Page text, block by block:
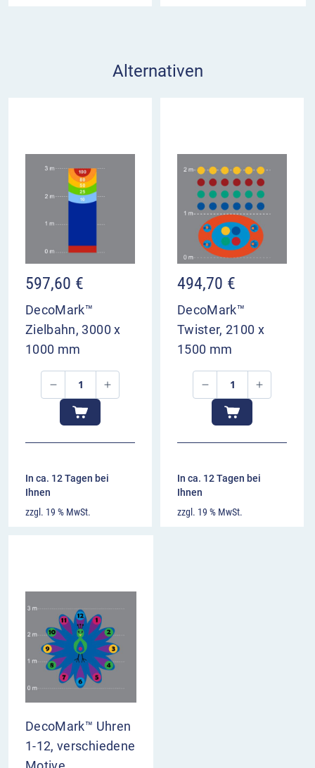
Alternativen
597,60 €
DecoMark™
Zielbahn, 3000 x
1000 mm
In ca. 12 Tagen bei
Ihnen
zzgl. 19 % MwSt.
494,70 €
DecoMark™
Twister, 2100 x
1500 mm
In ca. 12 Tagen bei
Ihnen
zzgl. 19 % MwSt.
DecoMark™ Uhren
1-12, verschiedene